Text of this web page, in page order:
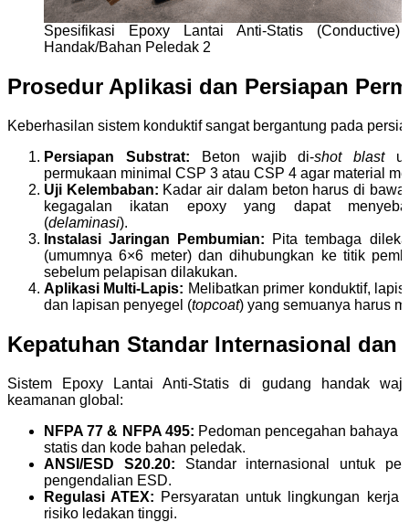
Spesifikasi Epoxy Lantai Anti-Statis
Handak/Bahan Peledak 2
Prosedur Aplikasi dan Persiapan
Keberhasilan sistem konduktif sangat bergantung pada
Persiapan Substrat: Beton wajib di-shot blast
permukaan minimal CSP 3 atau CSP 4 agar material
Uji Kelembaban: Kadar air dalam beton harus di
kegagalan ikatan epoxy yang dapat
(delaminasi).
Instalasi Jaringan Pembumian: Pita tembaga
(umumnya 6×6 meter) dan dihubungkan ke titik
sebelum pelapisan dilakukan.
Aplikasi Multi-Lapis: Melibatkan primer konduktif,
dan lapisan penyegel (topcoat) yang semuanya harus
Kepatuhan Standar Internasional dan
Sistem Epoxy Lantai Anti-Statis di gudang handak
keamanan global:
NFPA 77 & NFPA 495: Pedoman pencegahan bahaya
statis dan kode bahan peledak.
ANSI/ESD S20.20: Standar internasional untuk
pengendalian ESD.
Regulasi ATEX: Persyaratan untuk lingkungan kerja
risiko ledakan tinggi.